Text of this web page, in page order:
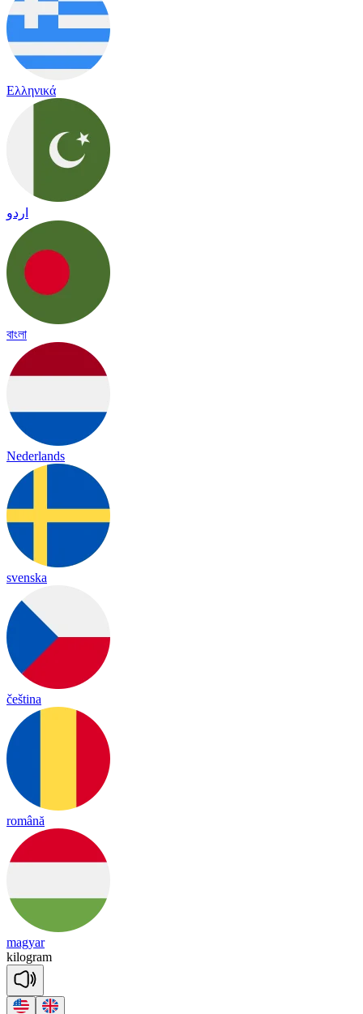
Ελληνικά
اردو
বাংলা
Nederlands
svenska
čeština
română
magyar
kilogram